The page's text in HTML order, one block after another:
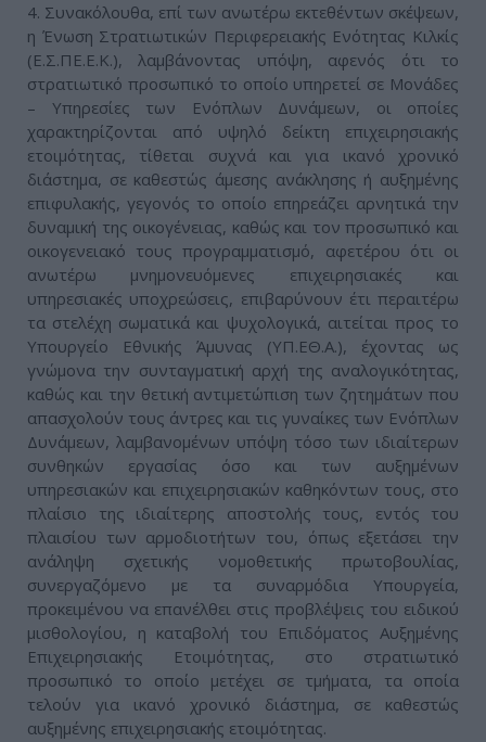
4. Συνακόλουθα, επί των ανωτέρω εκτεθέντων σκέψεων,
η Ένωση Στρατιωτικών Περιφερειακής Ενότητας Κιλκίς
(Ε.Σ.ΠΕ.Ε.Κ.), λαμβάνοντας υπόψη, αφενός ότι το
στρατιωτικό προσωπικό το οποίο υπηρετεί σε Μονάδες
– Υπηρεσίες των Ενόπλων Δυνάμεων, οι οποίες
χαρακτηρίζονται από υψηλό δείκτη επιχειρησιακής
ετοιμότητας, τίθεται συχνά και για ικανό χρονικό
διάστημα, σε καθεστώς άμεσης ανάκλησης ή αυξημένης
επιφυλακής, γεγονός το οποίο επηρεάζει αρνητικά την
δυναμική της οικογένειας, καθώς και τον προσωπικό και
οικογενειακό τους προγραμματισμό, αφετέρου ότι οι
ανωτέρω μνημονευόμενες επιχειρησιακές και
υπηρεσιακές υποχρεώσεις, επιβαρύνουν έτι περαιτέρω
τα στελέχη σωματικά και ψυχολογικά, αιτείται προς το
Υπουργείο Εθνικής Άμυνας (ΥΠ.ΕΘ.Α.), έχοντας ως
γνώμονα την συνταγματική αρχή της αναλογικότητας,
καθώς και την θετική αντιμετώπιση των ζητημάτων που
απασχολούν τους άντρες και τις γυναίκες των Ενόπλων
Δυνάμεων, λαμβανομένων υπόψη τόσο των ιδιαίτερων
συνθηκών εργασίας όσο και των αυξημένων
υπηρεσιακών και επιχειρησιακών καθηκόντων τους, στο
πλαίσιο της ιδιαίτερης αποστολής τους, εντός του
πλαισίου των αρμοδιοτήτων του, όπως εξετάσει την
ανάληψη σχετικής νομοθετικής πρωτοβουλίας,
συνεργαζόμενο με τα συναρμόδια Υπουργεία,
προκειμένου να επανέλθει στις προβλέψεις του ειδικού
μισθολογίου, η καταβολή του Επιδόματος Αυξημένης
Επιχειρησιακής Ετοιμότητας, στο στρατιωτικό
προσωπικό το οποίο μετέχει σε τμήματα, τα οποία
τελούν για ικανό χρονικό διάστημα, σε καθεστώς
αυξημένης επιχειρησιακής ετοιμότητας.